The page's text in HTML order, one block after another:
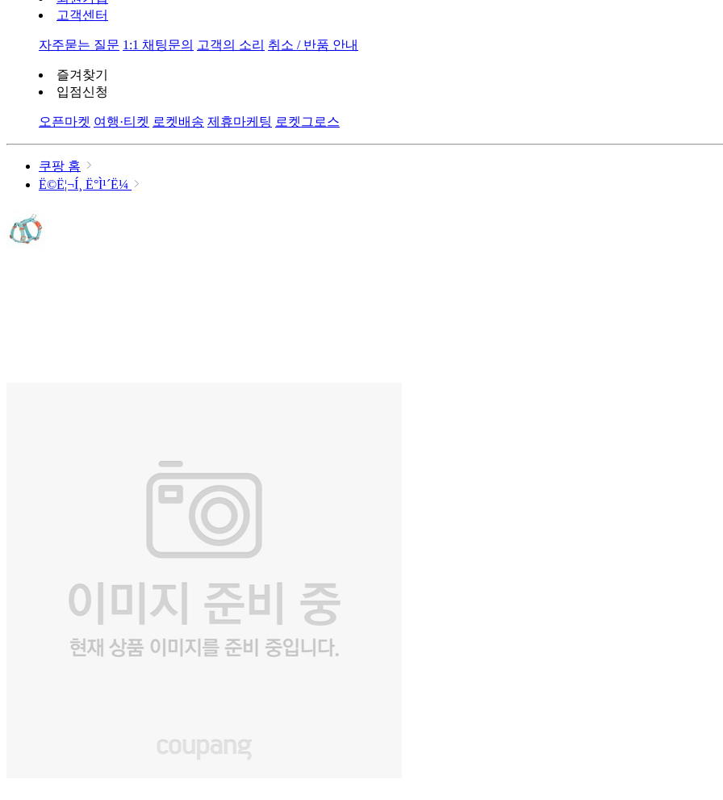
고객센터
자주묻는 질문 1:1 채팅문의 고객의 소리 취소 / 반품 안내
즐겨찾기
입점신청
오픈마켓 여행·티켓 로켓배송 제휴마케팅 로켓그로스
쿠팡 홈
Ë©Ë¦¬Í¸ Ë°Ì¹´Ë¼